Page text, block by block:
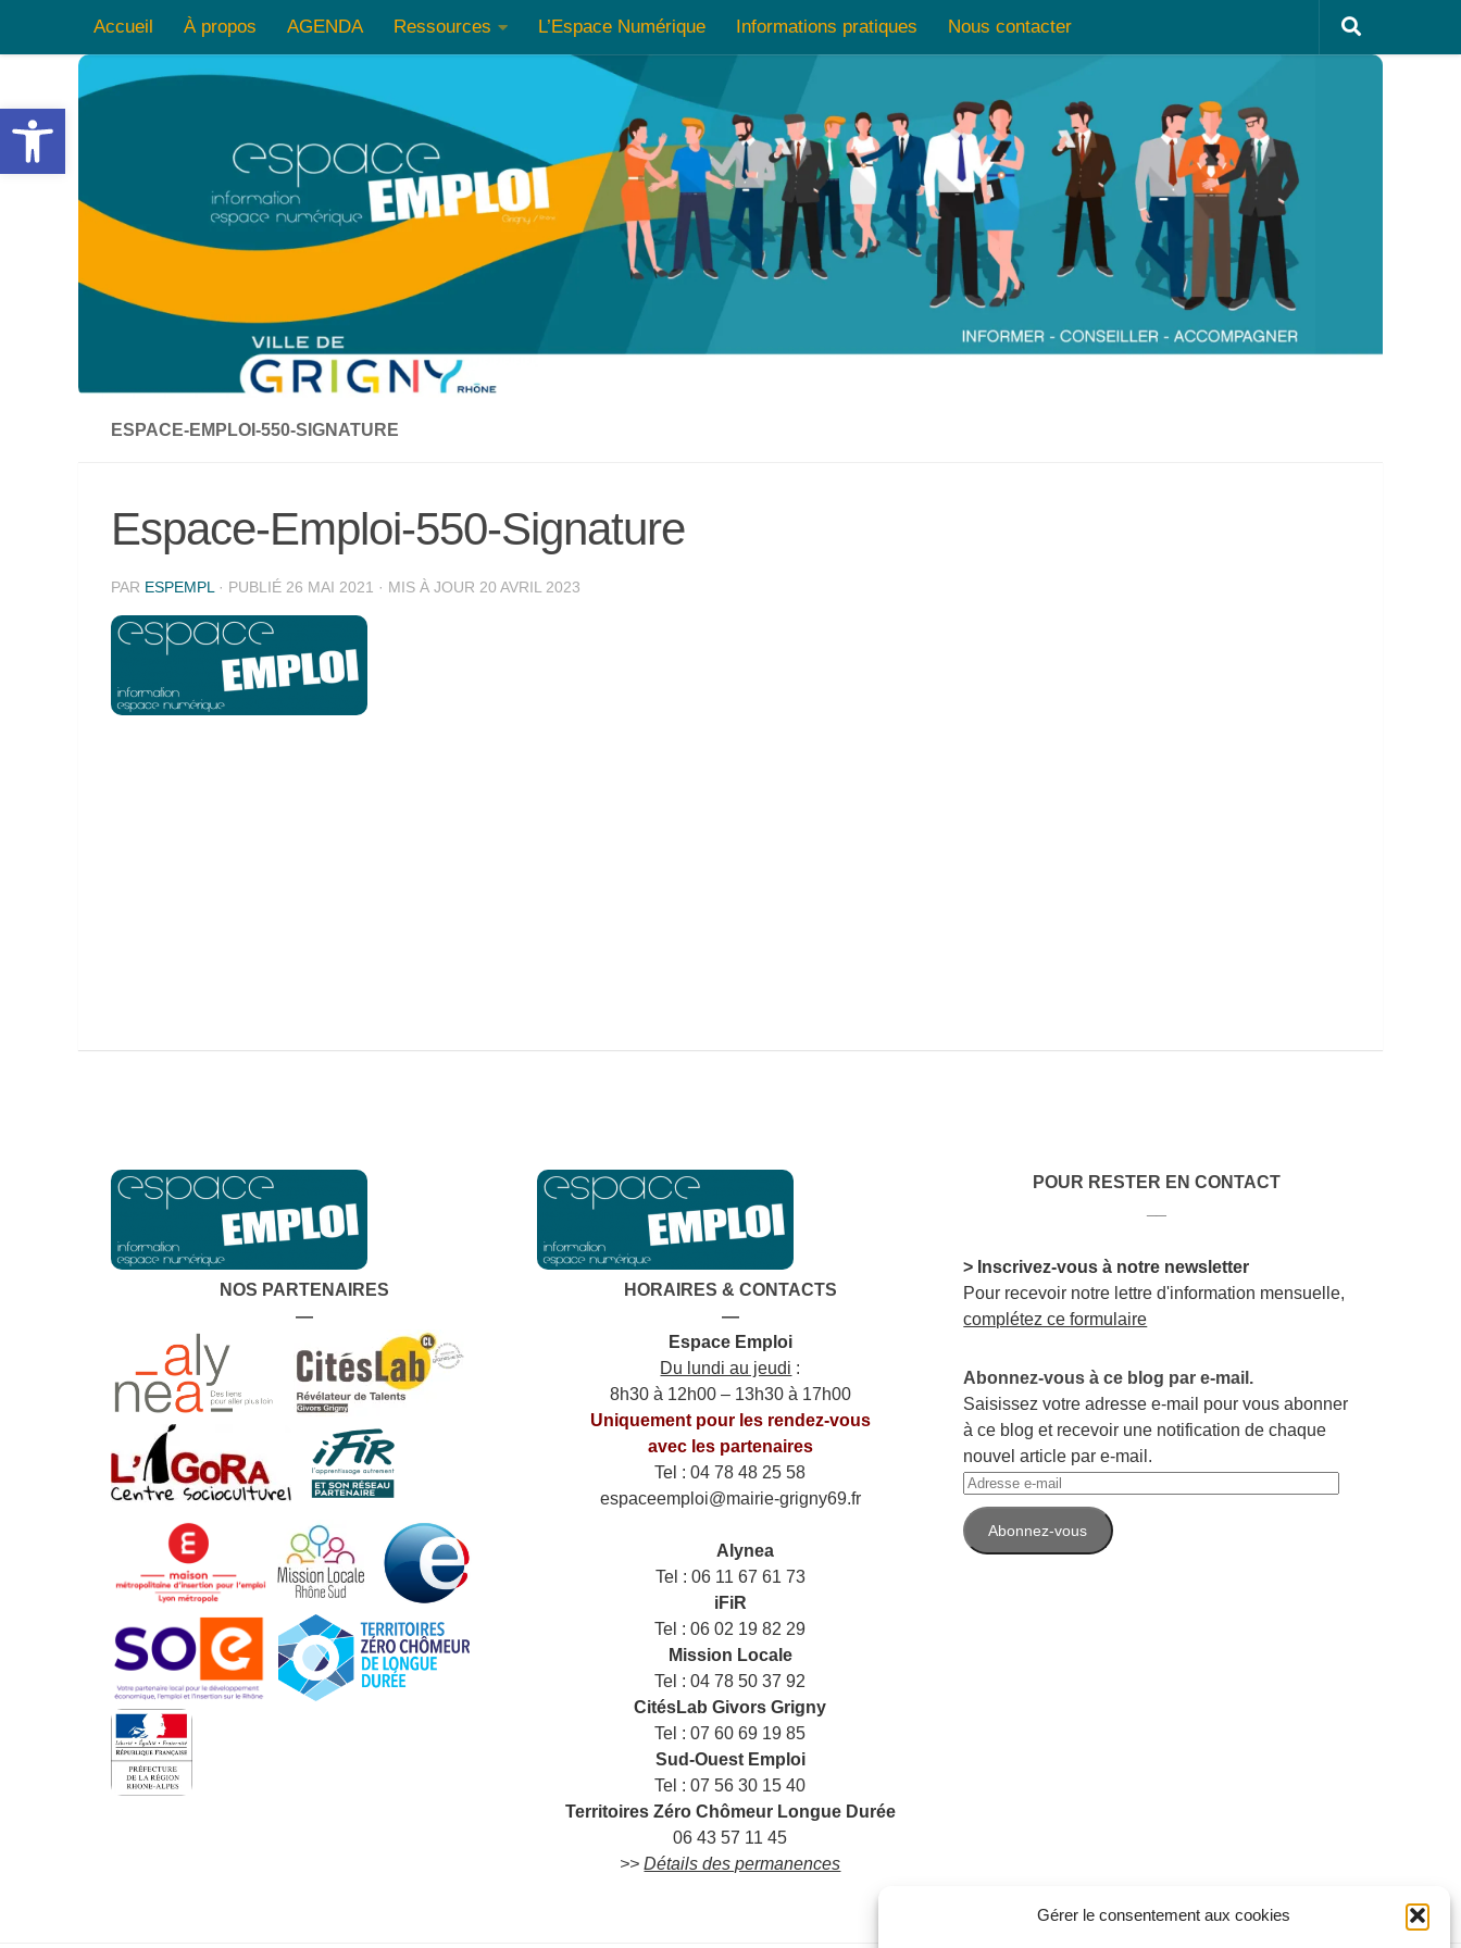
Ouvrir la barre d’outils
Gérer le consentement aux cookies
Skip to content
Accueil À propos AGENDA Ressources L’Espace Numérique Informations pratiques Nous contacter
ESPACE-EMPLOI-550-SIGNATURE
Espace-Emploi-550-Signature
PAR ESPEMPL · PUBLIÉ 26 MAI 2021 · MIS À JOUR 20 AVRIL 2023
NOS PARTENAIRES
—
HORAIRES & CONTACTS
—
Espace Emploi
Du lundi au jeudi :
8h30 à 12h00 – 13h30 à 17h00
Uniquement pour les rendez-vous
avec les partenaires
Tel : 04 78 48 25 58
espaceemploi@mairie-grigny69.fr
Alynea
Tel : 06 11 67 61 73
iFiR
Tel : 06 02 19 82 29
Mission Locale
Tel : 04 78 50 37 92
CitésLab Givors Grigny
Tel : 07 60 69 19 85
Sud-Ouest Emploi
Tel : 07 56 30 15 40
Territoires Zéro Chômeur Longue Durée
06 43 57 11 45
>>Détails des permanences
POUR RESTER EN CONTACT
> Inscrivez-vous à notre newsletter
Pour recevoir notre lettre d'information mensuelle,
complétez ce formulaire
Abonnez-vous à ce blog par e-mail.
Saisissez votre adresse e-mail pour vous abonner
à ce blog et recevoir une notification de chaque
nouvel article par e-mail.
Adresse
e-
mailAbonnez-vous